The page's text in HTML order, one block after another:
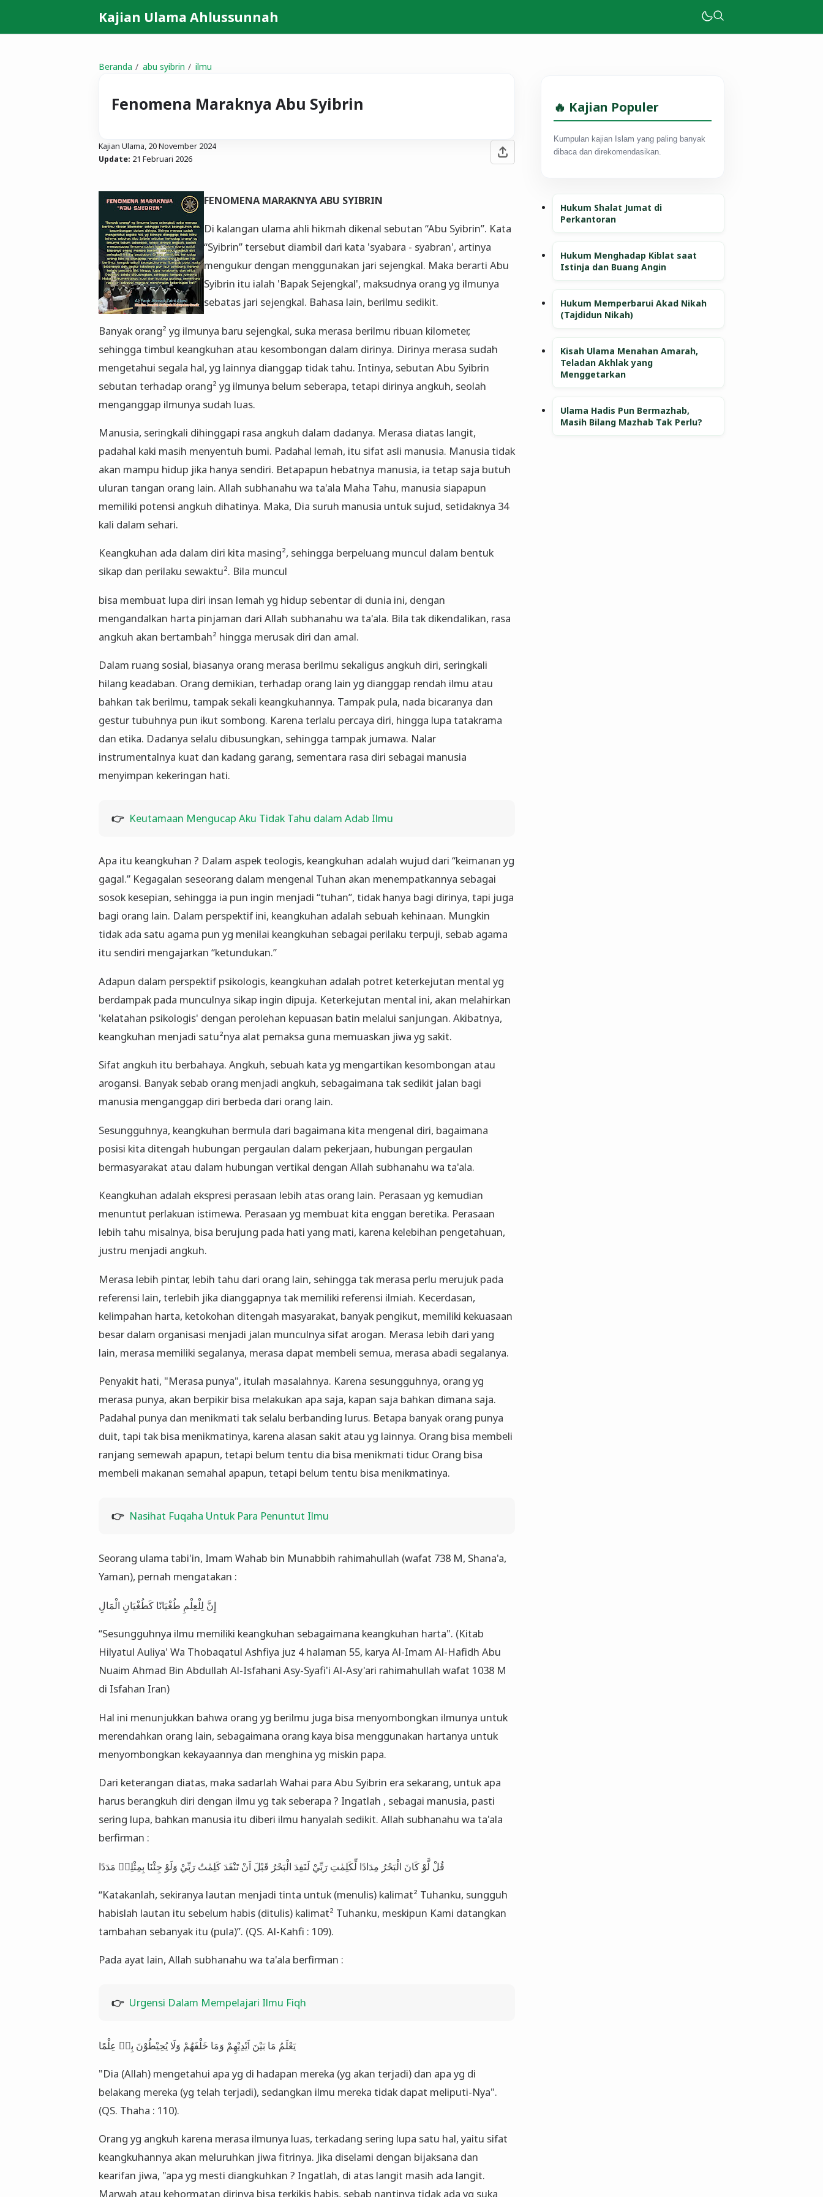
Kajian Ulama Ahlussunnah
Beranda abu syibrin ilmu
Fenomena Maraknya Abu Syibrin
Kajian Ulama, 20 November 2024
Update: 21 Februari 2026
FENOMENA MARAKNYA ABU SYIBRIN
Di kalangan ulama ahli hikmah dikenal sebutan “Abu Syibrin”. Kata
“Syibrin” tersebut diambil dari kata 'syabara - syabran', artinya
mengukur dengan menggunakan jari sejengkal. Maka berarti Abu
Syibrin itu ialah 'Bapak Sejengkal', maksudnya orang yg ilmunya
sebatas jari sejengkal. Bahasa lain, berilmu sedikit.
Banyak orang² yg ilmunya baru sejengkal, suka merasa berilmu ribuan kilometer,
sehingga timbul keangkuhan atau kesombongan dalam dirinya. Dirinya merasa sudah
mengetahui segala hal, yg lainnya dianggap tidak tahu. Intinya, sebutan Abu Syibrin
sebutan terhadap orang² yg ilmunya belum seberapa, tetapi dirinya angkuh, seolah
menganggap ilmunya sudah luas.
Manusia, seringkali dihinggapi rasa angkuh dalam dadanya. Merasa diatas langit,
padahal kaki masih menyentuh bumi. Padahal lemah, itu sifat asli manusia. Manusia tidak
akan mampu hidup jika hanya sendiri. Betapapun hebatnya manusia, ia tetap saja butuh
uluran tangan orang lain. Allah subhanahu wa ta'ala Maha Tahu, manusia siapapun
memiliki potensi angkuh dihatinya. Maka, Dia suruh manusia untuk sujud, setidaknya 34
kali dalam sehari.
Keangkuhan ada dalam diri kita masing², sehingga berpeluang muncul dalam bentuk
sikap dan perilaku sewaktu². Bila muncul
bisa membuat lupa diri insan lemah yg hidup sebentar di dunia ini, dengan
mengandalkan harta pinjaman dari Allah subhanahu wa ta'ala. Bila tak dikendalikan, rasa
angkuh akan bertambah² hingga merusak diri dan amal.
Dalam ruang sosial, biasanya orang merasa berilmu sekaligus angkuh diri, seringkali
hilang keadaban. Orang demikian, terhadap orang lain yg dianggap rendah ilmu atau
bahkan tak berilmu, tampak sekali keangkuhannya. Tampak pula, nada bicaranya dan
gestur tubuhnya pun ikut sombong. Karena terlalu percaya diri, hingga lupa tatakrama
dan etika. Dadanya selalu dibusungkan, sehingga tampak jumawa. Nalar
instrumentalnya kuat dan kadang garang, sementara rasa diri sebagai manusia
menyimpan kekeringan hati.
👉 Keutamaan Mengucap Aku Tidak Tahu dalam Adab Ilmu
Apa itu keangkuhan ? Dalam aspek teologis, keangkuhan adalah wujud dari “keimanan yg
gagal.” Kegagalan seseorang dalam mengenal Tuhan akan menempatkannya sebagai
sosok kesepian, sehingga ia pun ingin menjadi “tuhan”, tidak hanya bagi dirinya, tapi juga
bagi orang lain. Dalam perspektif ini, keangkuhan adalah sebuah kehinaan. Mungkin
tidak ada satu agama pun yg menilai keangkuhan sebagai perilaku terpuji, sebab agama
itu sendiri mengajarkan “ketundukan.”
Adapun dalam perspektif psikologis, keangkuhan adalah potret keterkejutan mental yg
berdampak pada munculnya sikap ingin dipuja. Keterkejutan mental ini, akan melahirkan
'kelatahan psikologis' dengan perolehan kepuasan batin melalui sanjungan. Akibatnya,
keangkuhan menjadi satu²nya alat pemaksa guna memuaskan jiwa yg sakit.
Sifat angkuh itu berbahaya. Angkuh, sebuah kata yg mengartikan kesombongan atau
arogansi. Banyak sebab orang menjadi angkuh, sebagaimana tak sedikit jalan bagi
manusia menganggap diri berbeda dari orang lain.
Sesungguhnya, keangkuhan bermula dari bagaimana kita mengenal diri, bagaimana
posisi kita ditengah hubungan pergaulan dalam pekerjaan, hubungan pergaulan
bermasyarakat atau dalam hubungan vertikal dengan Allah subhanahu wa ta'ala.
Keangkuhan adalah ekspresi perasaan lebih atas orang lain. Perasaan yg kemudian
menuntut perlakuan istimewa. Perasaan yg membuat kita enggan beretika. Perasaan
lebih tahu misalnya, bisa berujung pada hati yang mati, karena kelebihan pengetahuan,
justru menjadi angkuh.
Merasa lebih pintar, lebih tahu dari orang lain, sehingga tak merasa perlu merujuk pada
referensi lain, terlebih jika dianggapnya tak memiliki referensi ilmiah. Kecerdasan,
kelimpahan harta, ketokohan ditengah masyarakat, banyak pengikut, memiliki kekuasaan
besar dalam organisasi menjadi jalan munculnya sifat arogan. Merasa lebih dari yang
lain, merasa memiliki segalanya, merasa dapat membeli semua, merasa abadi segalanya.
Penyakit hati, "Merasa punya", itulah masalahnya. Karena sesungguhnya, orang yg
merasa punya, akan berpikir bisa melakukan apa saja, kapan saja bahkan dimana saja.
Padahal punya dan menikmati tak selalu berbanding lurus. Betapa banyak orang punya
duit, tapi tak bisa menikmatinya, karena alasan sakit atau yg lainnya. Orang bisa membeli
ranjang semewah apapun, tetapi belum tentu dia bisa menikmati tidur. Orang bisa
membeli makanan semahal apapun, tetapi belum tentu bisa menikmatinya.
👉 Nasihat Fuqaha Untuk Para Penuntut Ilmu
Seorang ulama tabi'in, Imam Wahab bin Munabbih rahimahullah (wafat 738 M, Shana'a,
Yaman), pernah mengatakan :
إِنَّ لِلْعِلْمِ طُغْيَانًا ‌كَطُغْيَانِ ‌الْمَالِ
“Sesungguhnya ilmu memiliki keangkuhan sebagaimana keangkuhan harta". (Kitab
Hilyatul Auliya' Wa Thobaqatul Ashfiya juz 4 halaman 55, karya Al-Imam Al-Hafidh Abu
Nuaim Ahmad Bin Abdullah Al-Isfahani Asy-Syafi'i Al-Asy'ari rahimahullah wafat 1038 M
di Isfahan Iran)
Hal ini menunjukkan bahwa orang yg berilmu juga bisa menyombongkan ilmunya untuk
merendahkan orang lain, sebagaimana orang kaya bisa menggunakan hartanya untuk
menyombongkan kekayaannya dan menghina yg miskin papa.
Dari keterangan diatas, maka sadarlah Wahai para Abu Syibrin era sekarang, untuk apa
harus berangkuh diri dengan ilmu yg tak seberapa ? Ingatlah , sebagai manusia, pasti
sering lupa, bahkan manusia itu diberi ilmu hanyalah sedikit. Allah subhanahu wa ta'ala
berfirman :
قُلْ لَّوْ كَانَ الْبَحْرُ مِدَادًا لِّكَلِمٰتِ رَبِّيْ لَنَفِدَ الْبَحْرُ قَبْلَ اَنْ تَنْفَدَ كَلِمٰتُ رَبِّيْ وَلَوْ جِئْنَا بِمِثْلِهٖ مَدَدًا
“Katakanlah, sekiranya lautan menjadi tinta untuk (menulis) kalimat² Tuhanku, sungguh
habislah lautan itu sebelum habis (ditulis) kalimat² Tuhanku, meskipun Kami datangkan
tambahan sebanyak itu (pula)”. (QS. Al-Kahfi : 109).
Pada ayat lain, Allah subhanahu wa ta'ala berfirman :
👉 Urgensi Dalam Mempelajari Ilmu Fiqh
يَعْلَمُ مَا بَيْنَ اَيْدِيْهِمْ وَمَا خَلْفَهُمْ وَلَا يُحِيْطُوْنَ بِهٖ عِلْمًا
"Dia (Allah) mengetahui apa yg di hadapan mereka (yg akan terjadi) dan apa yg di
belakang mereka (yg telah terjadi), sedangkan ilmu mereka tidak dapat meliputi-Nya".
(QS. Thaha : 110).
Orang yg angkuh karena merasa ilmunya luas, terkadang sering lupa satu hal, yaitu sifat
keangkuhannya akan meluruhkan jiwa fitrinya. Jika diselami dengan bijaksana dan
kearifan jiwa, "apa yg mesti diangkuhkan ? Ingatlah, di atas langit masih ada langit.
Marwah atau kehormatan dirinya bisa terkikis habis, sebab nantinya tidak ada yg suka
🔥 Kajian Populer
Kumpulan kajian Islam yang paling banyak
dibaca dan direkomendasikan.
Hukum Shalat Jumat di
Perkantoran
Hukum Menghadap Kiblat saat
Istinja dan Buang Angin
Hukum Memperbarui Akad Nikah
(Tajdidun Nikah)
Kisah Ulama Menahan Amarah,
Teladan Akhlak yang
Menggetarkan
Ulama Hadis Pun Bermazhab,
Masih Bilang Mazhab Tak Perlu?